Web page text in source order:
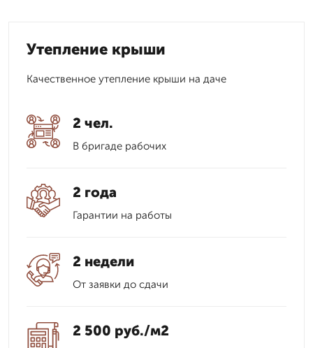
Утепление крыши
Качественное утепление крыши на даче
2 чел.
В бригаде рабочих
2 года
Гарантии на работы
2 недели
От заявки до сдачи
2 500 руб./м2